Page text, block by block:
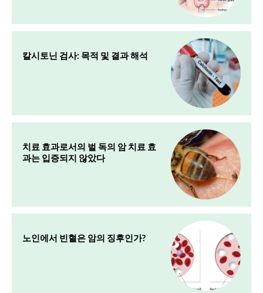
칼시토닌 검사: 목적 및 결과 해석
치료 효과로서의 벌 독의 암 치료 효
과는 입증되지 않았다
노인에서 빈혈은 암의 징후인가?